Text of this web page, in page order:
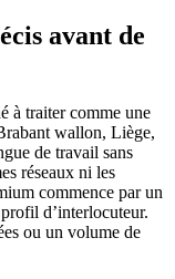
avant de
à traiter comme une
wallon, Liège,
de travail sans
réseaux ni les
commence par un
d’interlocuteur.
ou un volume de